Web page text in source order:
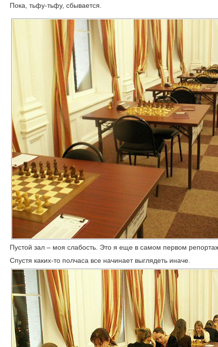
Пока, тьфу-тьфу, сбывается.
Пустой зал – моя слабость. Это я еще в самом первом
Спустя каких-то полчаса все начинает выглядеть иначе.